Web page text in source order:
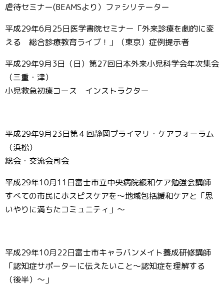
虐待セミナー(BEAMSより）ファシリテーター
平成29年6月25日医学書院セミナー「外来診療を劇的に変
える 総合診療教育ライブ！」（東京）症例提示者
平成29年9月3日（日）第27回日本外来小児科学会年次集会
（三重・津）
小児救急初療コース インストラクター
平成29年9月23日第４回静岡プライマリ・ケアフォーラム
（浜松）
総会・交流会司会
平成29年10月11日富士市立中央病院緩和ケア勉強会講師
すべての市民にホスピスケアを～地域包括緩和ケアと「思
いやりに満ちたコミュニティ」～
平成29年10月22日富士市キャラバンメイト養成研修講師
「認知症サポーターに伝えたいこと～認知症を理解する
（後半）～」